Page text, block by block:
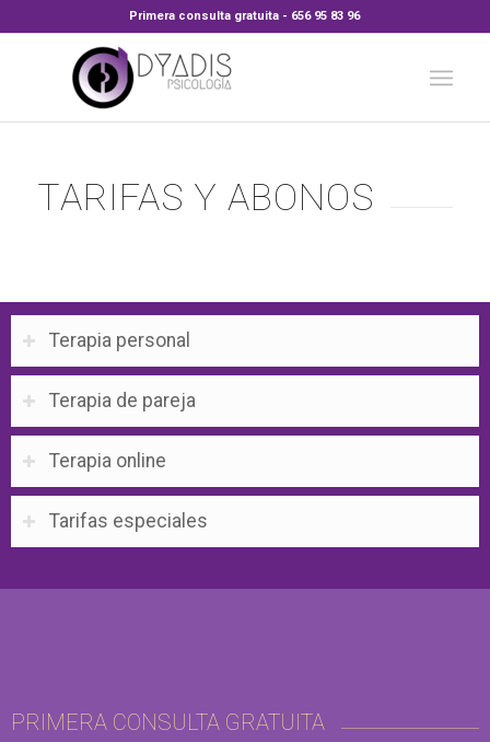
Primera consulta gratuita - 656 95 83 96
TARIFAS Y ABONOS
Terapia personal
Terapia de pareja
Terapia online
Tarifas especiales
PRIMERA CONSULTA GRATUITA